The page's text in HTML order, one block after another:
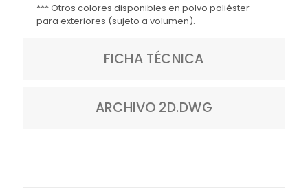
*** Otros colores disponibles en polvo poliéster
para exteriores (sujeto a volumen).
FICHA TÉCNICA
ARCHIVO 2D.DWG